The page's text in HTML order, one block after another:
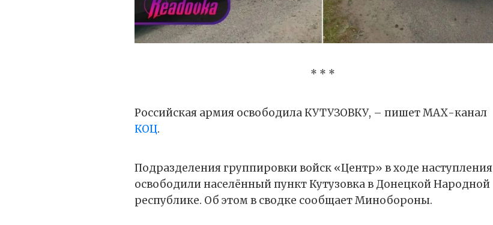
* * *
Российская армия освободила КУТУЗОВКУ, – пишет МАХ-канал
КОЦ.
Подразделения группировки войск «Центр» в ходе наступления
освободили населённый пункт Кутузовка в Донецкой Народной
республике. Об этом в сводке сообщает Минобороны.